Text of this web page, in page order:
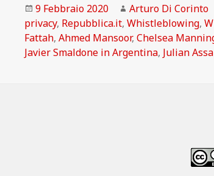
Scritto
il
9 Febbraio 2020 Autore
Arturo Di Corinto
privacy, Repubblica.it,Whistleblowing,
Fattah,Ahmed Mansoor,Chelsea
Javier Smaldone in Argentina, Julian